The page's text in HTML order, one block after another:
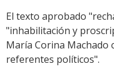
El texto aprobado
"inhabilitación y
María Corina Machado
referentes políticos".